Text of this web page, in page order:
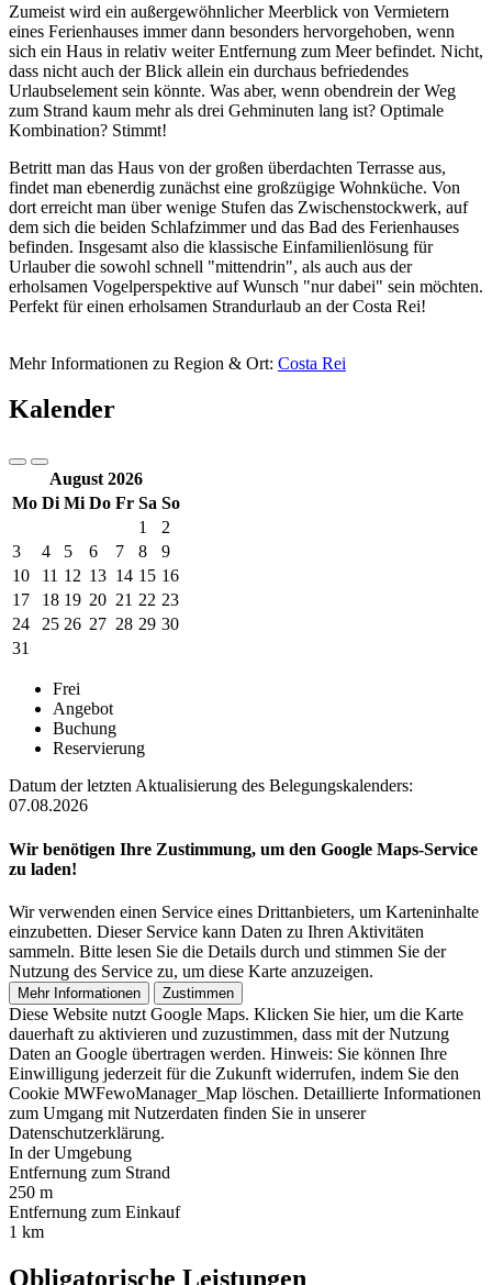
Zumeist wird ein außergewöhnlicher Meerblick von Vermietern
eines Ferienhauses immer dann besonders hervorgehoben, wenn
sich ein Haus in relativ weiter Entfernung zum Meer befindet. Nicht,
dass nicht auch der Blick allein ein durchaus befriedendes
Urlaubselement sein könnte. Was aber, wenn obendrein der Weg
zum Strand kaum mehr als drei Gehminuten lang ist? Optimale
Kombination? Stimmt!
Betritt man das Haus von der großen überdachten Terrasse aus,
findet man ebenerdig zunächst eine großzügige Wohnküche. Von
dort erreicht man über wenige Stufen das Zwischenstockwerk, auf
dem sich die beiden Schlafzimmer und das Bad des Ferienhauses
befinden. Insgesamt also die klassische Einfamilienlösung für
Urlauber die sowohl schnell "mittendrin", als auch aus der
erholsamen Vogelperspektive auf Wunsch "nur dabei" sein möchten.
Perfekt für einen erholsamen Strandurlaub an der Costa Rei!
Mehr Informationen zu Region & Ort: Costa Rei
Kalender
August 2026
Mo Di Mi Do Fr Sa So
1
2
3
4 5 6 7 8
9
10
11 12 13 14 15 16
17
18 19 20 21 22 23
24
25 26 27 28 29 30
31
Frei
Angebot
Buchung
Reservierung
Datum der letzten Aktualisierung des Belegungskalenders:
07.08.2026
Wir benötigen Ihre Zustimmung, um den Google Maps-Service
zu laden!
Wir verwenden einen Service eines Drittanbieters, um Karteninhalte
einzubetten. Dieser Service kann Daten zu Ihren Aktivitäten
sammeln. Bitte lesen Sie die Details durch und stimmen Sie der
Nutzung des Service zu, um diese Karte anzuzeigen.
Mehr Informationen Zustimmen
Diese Website nutzt Google Maps. Klicken Sie hier, um die Karte
dauerhaft zu aktivieren und zuzustimmen, dass mit der Nutzung
Daten an Google übertragen werden. Hinweis: Sie können Ihre
Einwilligung jederzeit für die Zukunft widerrufen, indem Sie den
Cookie MWFewoManager_Map löschen. Detaillierte Informationen
zum Umgang mit Nutzerdaten finden Sie in unserer
Datenschutzerklärung.
In der Umgebung
Entfernung zum Strand
250 m
Entfernung zum Einkauf
1 km
Obligatorische Leistungen